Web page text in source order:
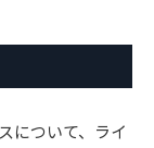
について、ライ